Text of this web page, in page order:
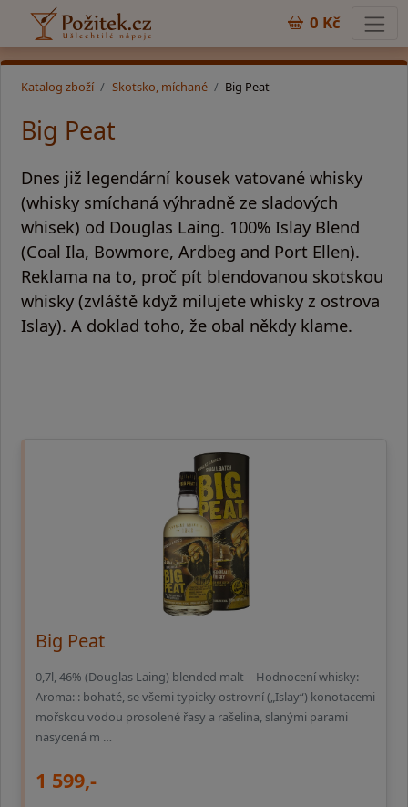
0 Kč
Katalog zboží Skotsko, míchané Big Peat
Big Peat
Dnes již legendární kousek vatované whisky
(whisky smíchaná výhradně ze sladových
whisek) od Douglas Laing. 100% Islay Blend
(Coal Ila, Bowmore, Ardbeg and Port Ellen).
Reklama na to, proč pít blendovanou skotskou
whisky (zvláště když milujete whisky z ostrova
Islay). A doklad toho, že obal někdy klame.
Big Peat
0,7l, 46% (Douglas Laing) blended malt | Hodnocení whisky:
Aroma: : bohaté, se všemi typicky ostrovní („Islay“) konotacemi
mořskou vodou prosolené řasy a rašelina, slanými parami
nasycená m …
1 599,-